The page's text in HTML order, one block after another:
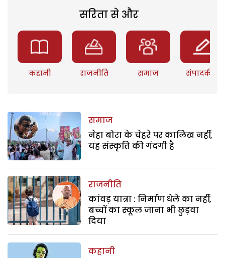
सरिता से और
कहानी राजनीति समाज संपादकीय
समाज
नेहा बोरा के चेहरे पर कालिख नहीं,
यह संस्कृति की गंदगी है
राजनीति
कांवड़ यात्रा : निर्माण धेले का नहीं,
बच्चों का स्कूल जाना भी छुड़वा
दिया
कहानी